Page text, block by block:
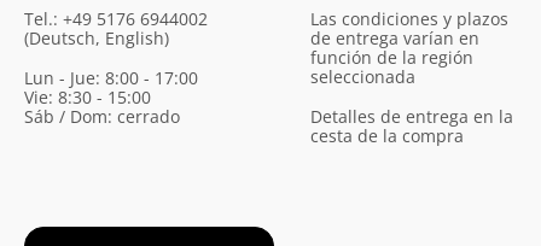
Tel.: +49 5176 6944002
(Deutsch, English)
Lun - Jue: 8:00 - 17:00
Vie: 8:30 - 15:00
Sáb / Dom: cerrado
Las condiciones y plazos
de entrega varían en
función de la región
seleccionada
Detalles de entrega en la
cesta de la compra